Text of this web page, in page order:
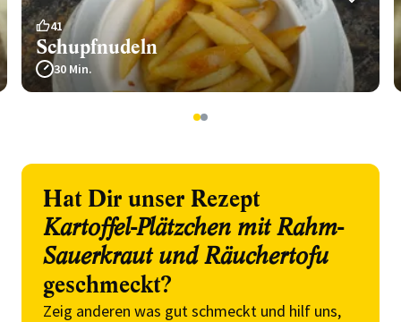
41
Schupfnudeln
30 Min.
12
Hat Dir unser Rezept
Kartoffel-Plätzchen mit Rahm-
Sauerkraut und Räuchertofu
geschmeckt?
Zeig anderen was gut schmeckt und hilf uns,